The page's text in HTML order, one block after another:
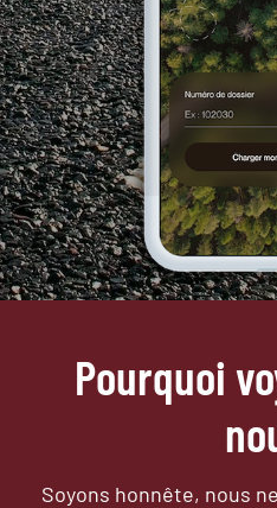
Pourquoi
Soyons honnête, nous